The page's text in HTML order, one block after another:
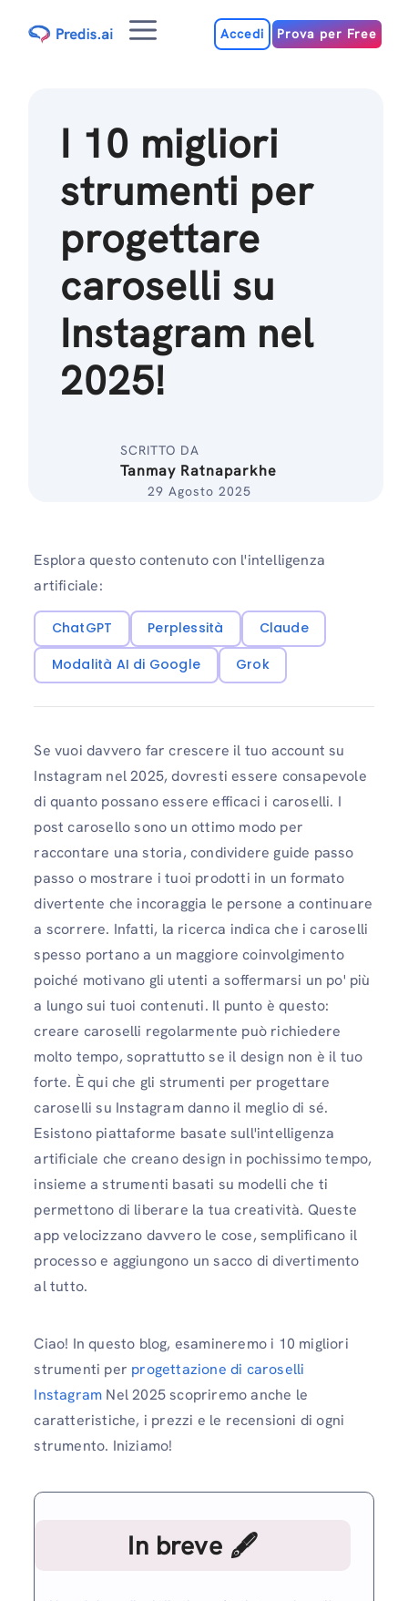
MenuAccedi Prova per Free
I 10 migliori
strumenti per
progettare
caroselli su
Instagram nel
2025!
SCRITTO DA
Tanmay Ratnaparkhe
29 Agosto 2025
Esplora questo contenuto con l'intelligenza
artificiale:
ChatGPT Perplessità
Claude
Modalità AI di Google
Grok
Se vuoi davvero far crescere il tuo account su
Instagram nel 2025, dovresti essere consapevole
di quanto possano essere efficaci i caroselli. I
post carosello sono un ottimo modo per
raccontare una storia, condividere guide passo
passo o mostrare i tuoi prodotti in un formato
divertente che incoraggia le persone a continuare
a scorrere. Infatti, la ricerca indica che i caroselli
spesso portano a un maggiore coinvolgimento
poiché motivano gli utenti a soffermarsi un po' più
a lungo sui tuoi contenuti. Il punto è questo:
creare caroselli regolarmente può richiedere
molto tempo, soprattutto se il design non è il tuo
forte. È qui che gli strumenti per progettare
caroselli su Instagram danno il meglio di sé.
Esistono piattaforme basate sull'intelligenza
artificiale che creano design in pochissimo tempo,
insieme a strumenti basati su modelli che ti
permettono di liberare la tua creatività. Queste
app velocizzano davvero le cose, semplificano il
processo e aggiungono un sacco di divertimento
al tutto.
Ciao! In questo blog, esamineremo i 10 migliori
strumenti per progettazione di caroselli
Instagram Nel 2025 scopriremo anche le
caratteristiche, i prezzi e le recensioni di ogni
strumento. Iniziamo!
In breve 🖋